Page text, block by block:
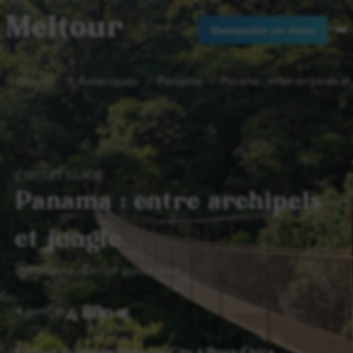
Meltour Demander un devis
Panama Panama : entre archipels
Panama : entre archipels
et jungle
Panama Circuit guidé privé
A partir de 4 880 €